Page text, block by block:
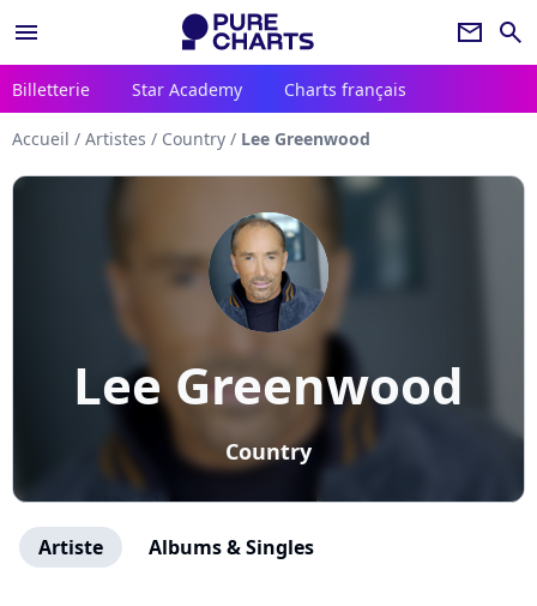
menu newsletter search
Billetterie Star Academy Charts français
Accueil / Artistes / Country / Lee Greenwood
Lee Greenwood
Country
Artiste Albums & Singles